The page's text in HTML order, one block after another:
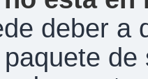
deber a